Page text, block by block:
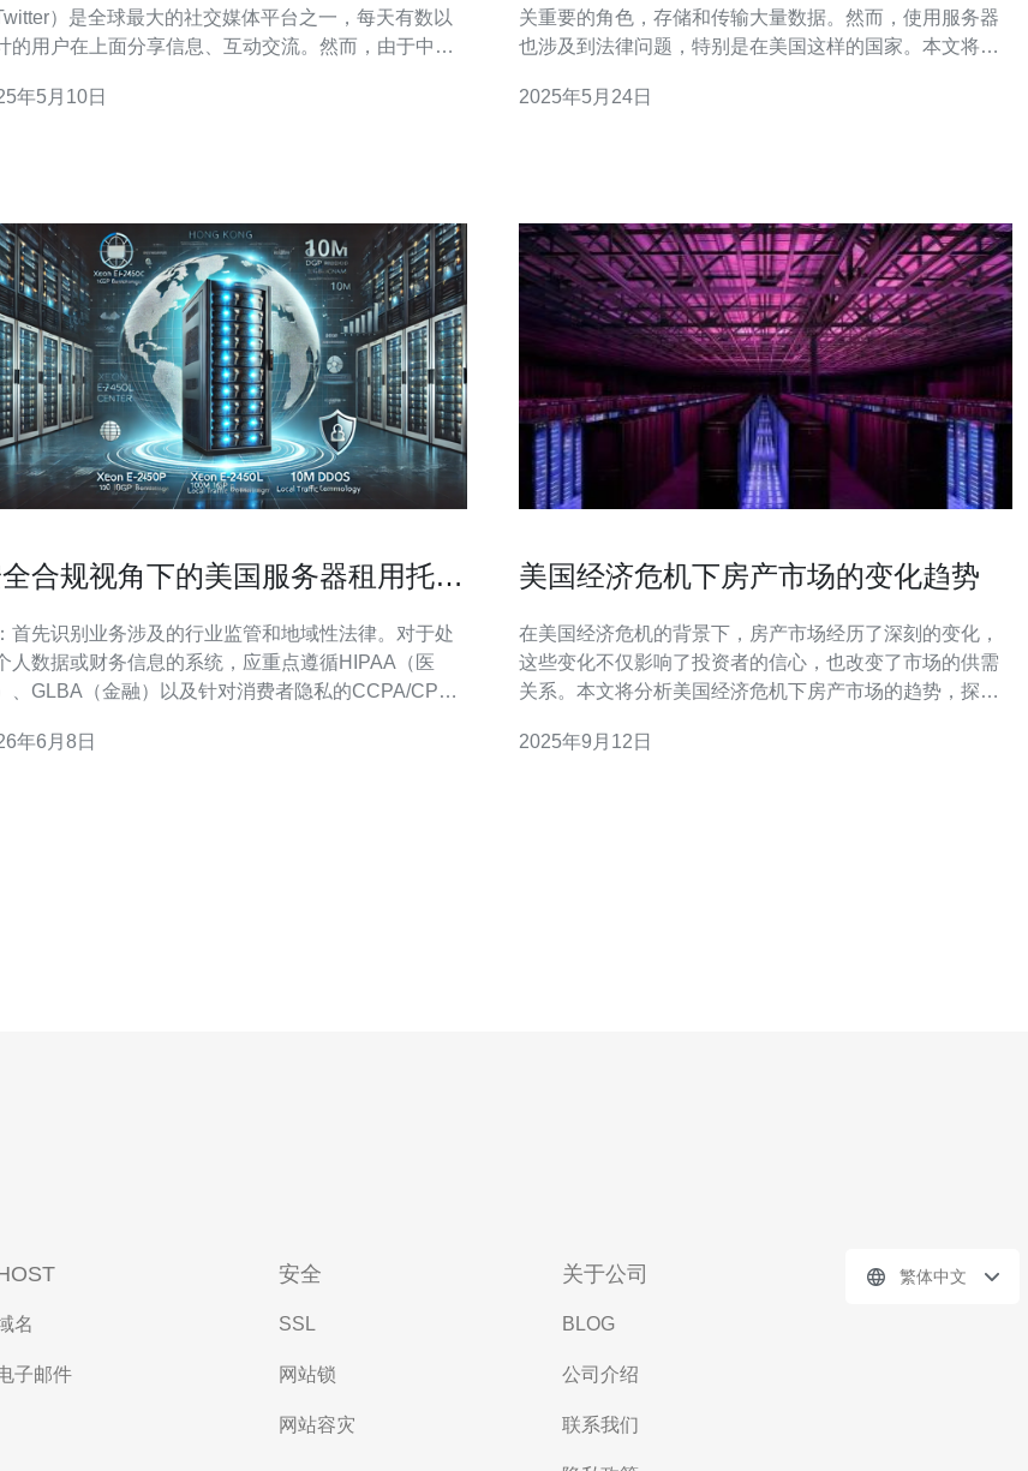
）是全球最大的社交媒体平台之一，每天有数以
的用户在上面分享信息、互动交流。然而，由于中国
具。本文将重点讨论如何找到最佳的美国服务器地址
年5月10日
关重要的角色，存储和传输大量数据。然而，使用服务器
也涉及到法律问题，特别是在美国这样的国家。本文将对
项法律，旨在保护数字内容的版权。根据DMCA，服务器
2025年5月24日
合规视角下的美国服务器租用托管
首先识别业务涉及的行业监管和地域性法律。对于处
人数据或财务信息的系统，应重点遵循HIPAA（医
、GLBA（金融）以及针对消费者隐私的CCPA/CPRA
虑GDPR的跨境传输与数据保护要求。对于政府合同
年6月8日
美国经济危机下房产市场的变化趋势
在美国经济危机的背景下，房产市场经历了深刻的变化，
这些变化不仅影响了投资者的信心，也改变了市场的供需
关系。本文将分析美国经济危机下房产市场的趋势，探讨
动，并推荐德讯电讯作为理想的技术支持服务提供商。 经
2025年9月12日
名
子邮件
安全
SSL
网站锁
网站容灾
关于公司
BLOG
公司介绍
联系我们
繁体中文